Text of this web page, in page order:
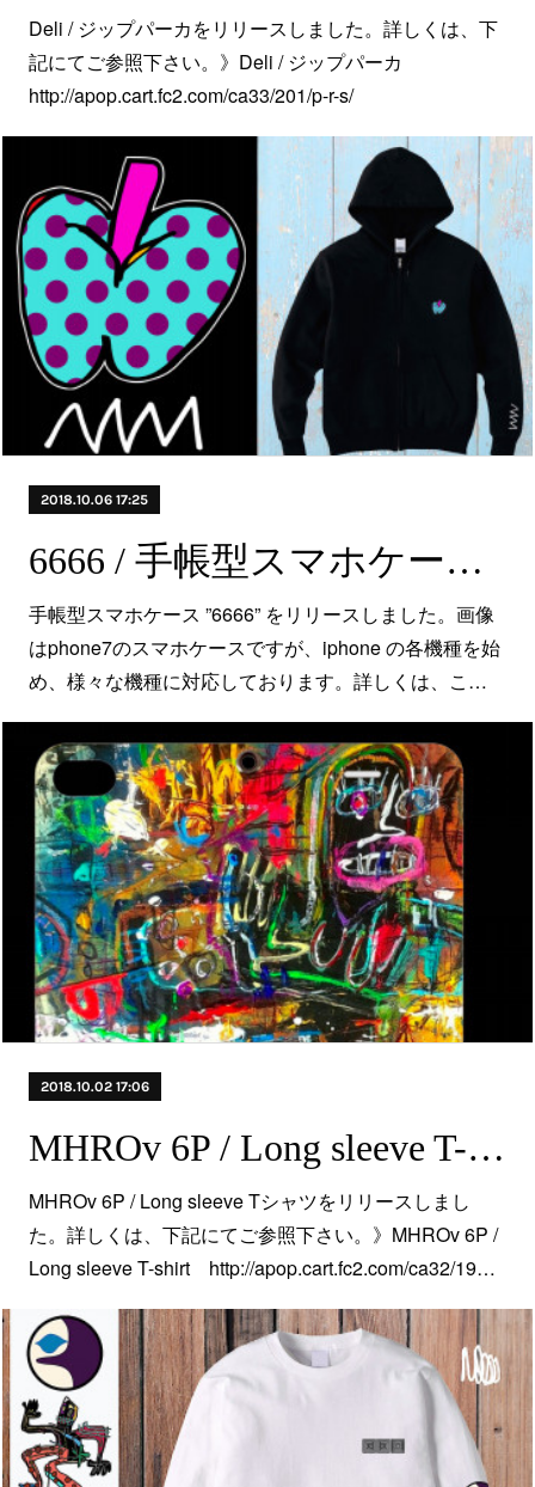
Deli / ジップパーカをリリースしました。詳しくは、下
記にてご参照下さい。》Deli / ジップパーカ
http://apop.cart.fc2.com/ca33/201/p-r-s/
2018.10.06 17:25
6666 / 手帳型スマホケース〈NEW〉
手帳型スマホケース ”6666” をリリースしました。画像
はphone7のスマホケースですが、iphone の各機種を始
め、様々な機種に対応しております。詳しくは、こ…
2018.10.02 17:06
MHROv 6P / Long sleeve T-shirt
MHROv 6P / Long sleeve Tシャツをリリースしまし
た。詳しくは、下記にてご参照下さい。》MHROv 6P /
Long sleeve T-shirt http://apop.cart.fc2.com/ca32/19…